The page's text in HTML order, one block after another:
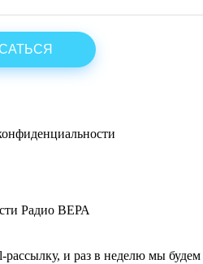
Радио ВЕРА
и раз в неделю мы будем